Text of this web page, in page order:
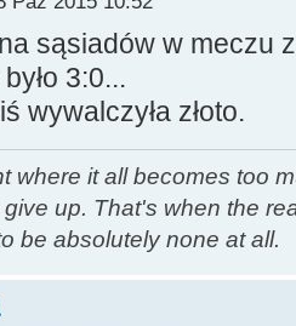
sąsiadów w meczu
3:0...
wywalczyła złoto.
where it all becomes too
up. That's when the
be absolutely none at all.